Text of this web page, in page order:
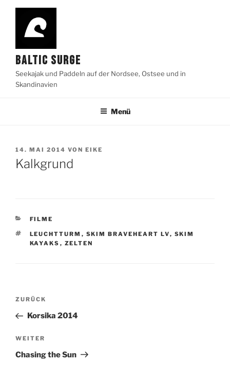
Zum
springen
BALTIC SURGE
Seekajak und Paddeln auf der Nordsee, Ostsee und in
Skandinavien
Menü
VERÖFFENTLICHT
AM
14. MAI 2014 VON EIKE
Kalkgrund
KATEGORIEN
FILME
SCHLAGWÖRTER
LEUCHTTURM , SKIM BRAVEHEART LV, SKIM
KAYAKS , ZELTEN
Beitragsnavigation
Vorheriger
Beitrag
ZURÜCK
Korsika 2014
Nächster
Beitrag
WEITER
Chasing the Sun